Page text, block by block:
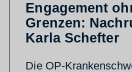
Engagement
Grenzen:
Karla Schefter
Die OP-